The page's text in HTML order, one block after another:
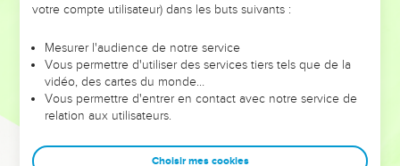
leur foi ou leur vision. Mais on voit moins les doutes, les erreurs
et les saisons difficiles qu'ils ont traversés, alors même que ce
sont elles qui les ont façonnés.
Dans cette conférence, leaders, entrepreneurs, et responsables
clés pour avancer avec plus de sagesse afin que leurs erreurs
votre compte utilisateur) dans les buts suivants :
Mesurer l'audience de notre service
Vous permettre d'utiliser des services tiers tels que de la
vidéo, des cartes du monde…
Vous permettre d'entrer en contact avec notre service de
relation aux utilisateurs.
Choisir mes cookies